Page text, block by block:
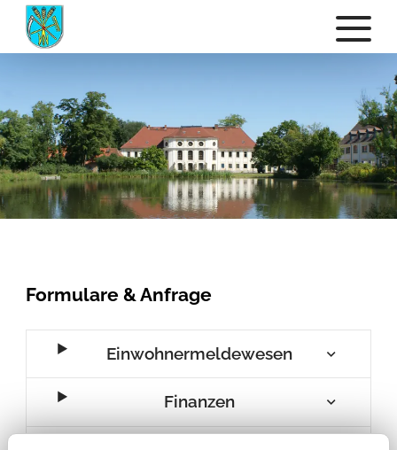
Formulare & Anfrage
Einwohnermeldewesen
Finanzen